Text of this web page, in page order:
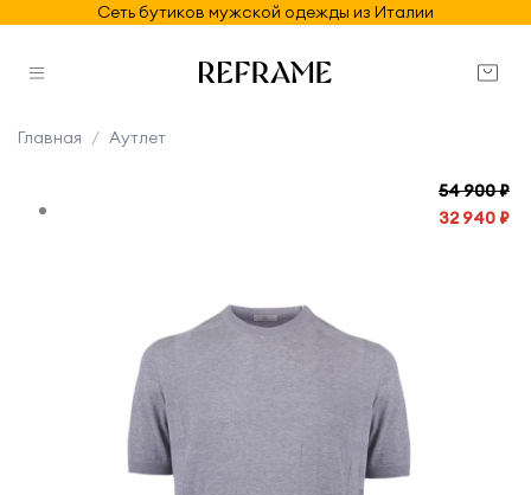
Сеть бутиков мужской одежды из Италии
Главная Аутлет
54 900 ₽
32 940 ₽